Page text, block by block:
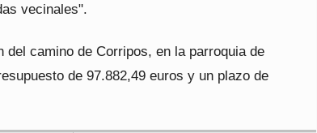
vecinales".
del camino de Corripos, en la parroquia de
de 97.882,49 euros y un plazo de